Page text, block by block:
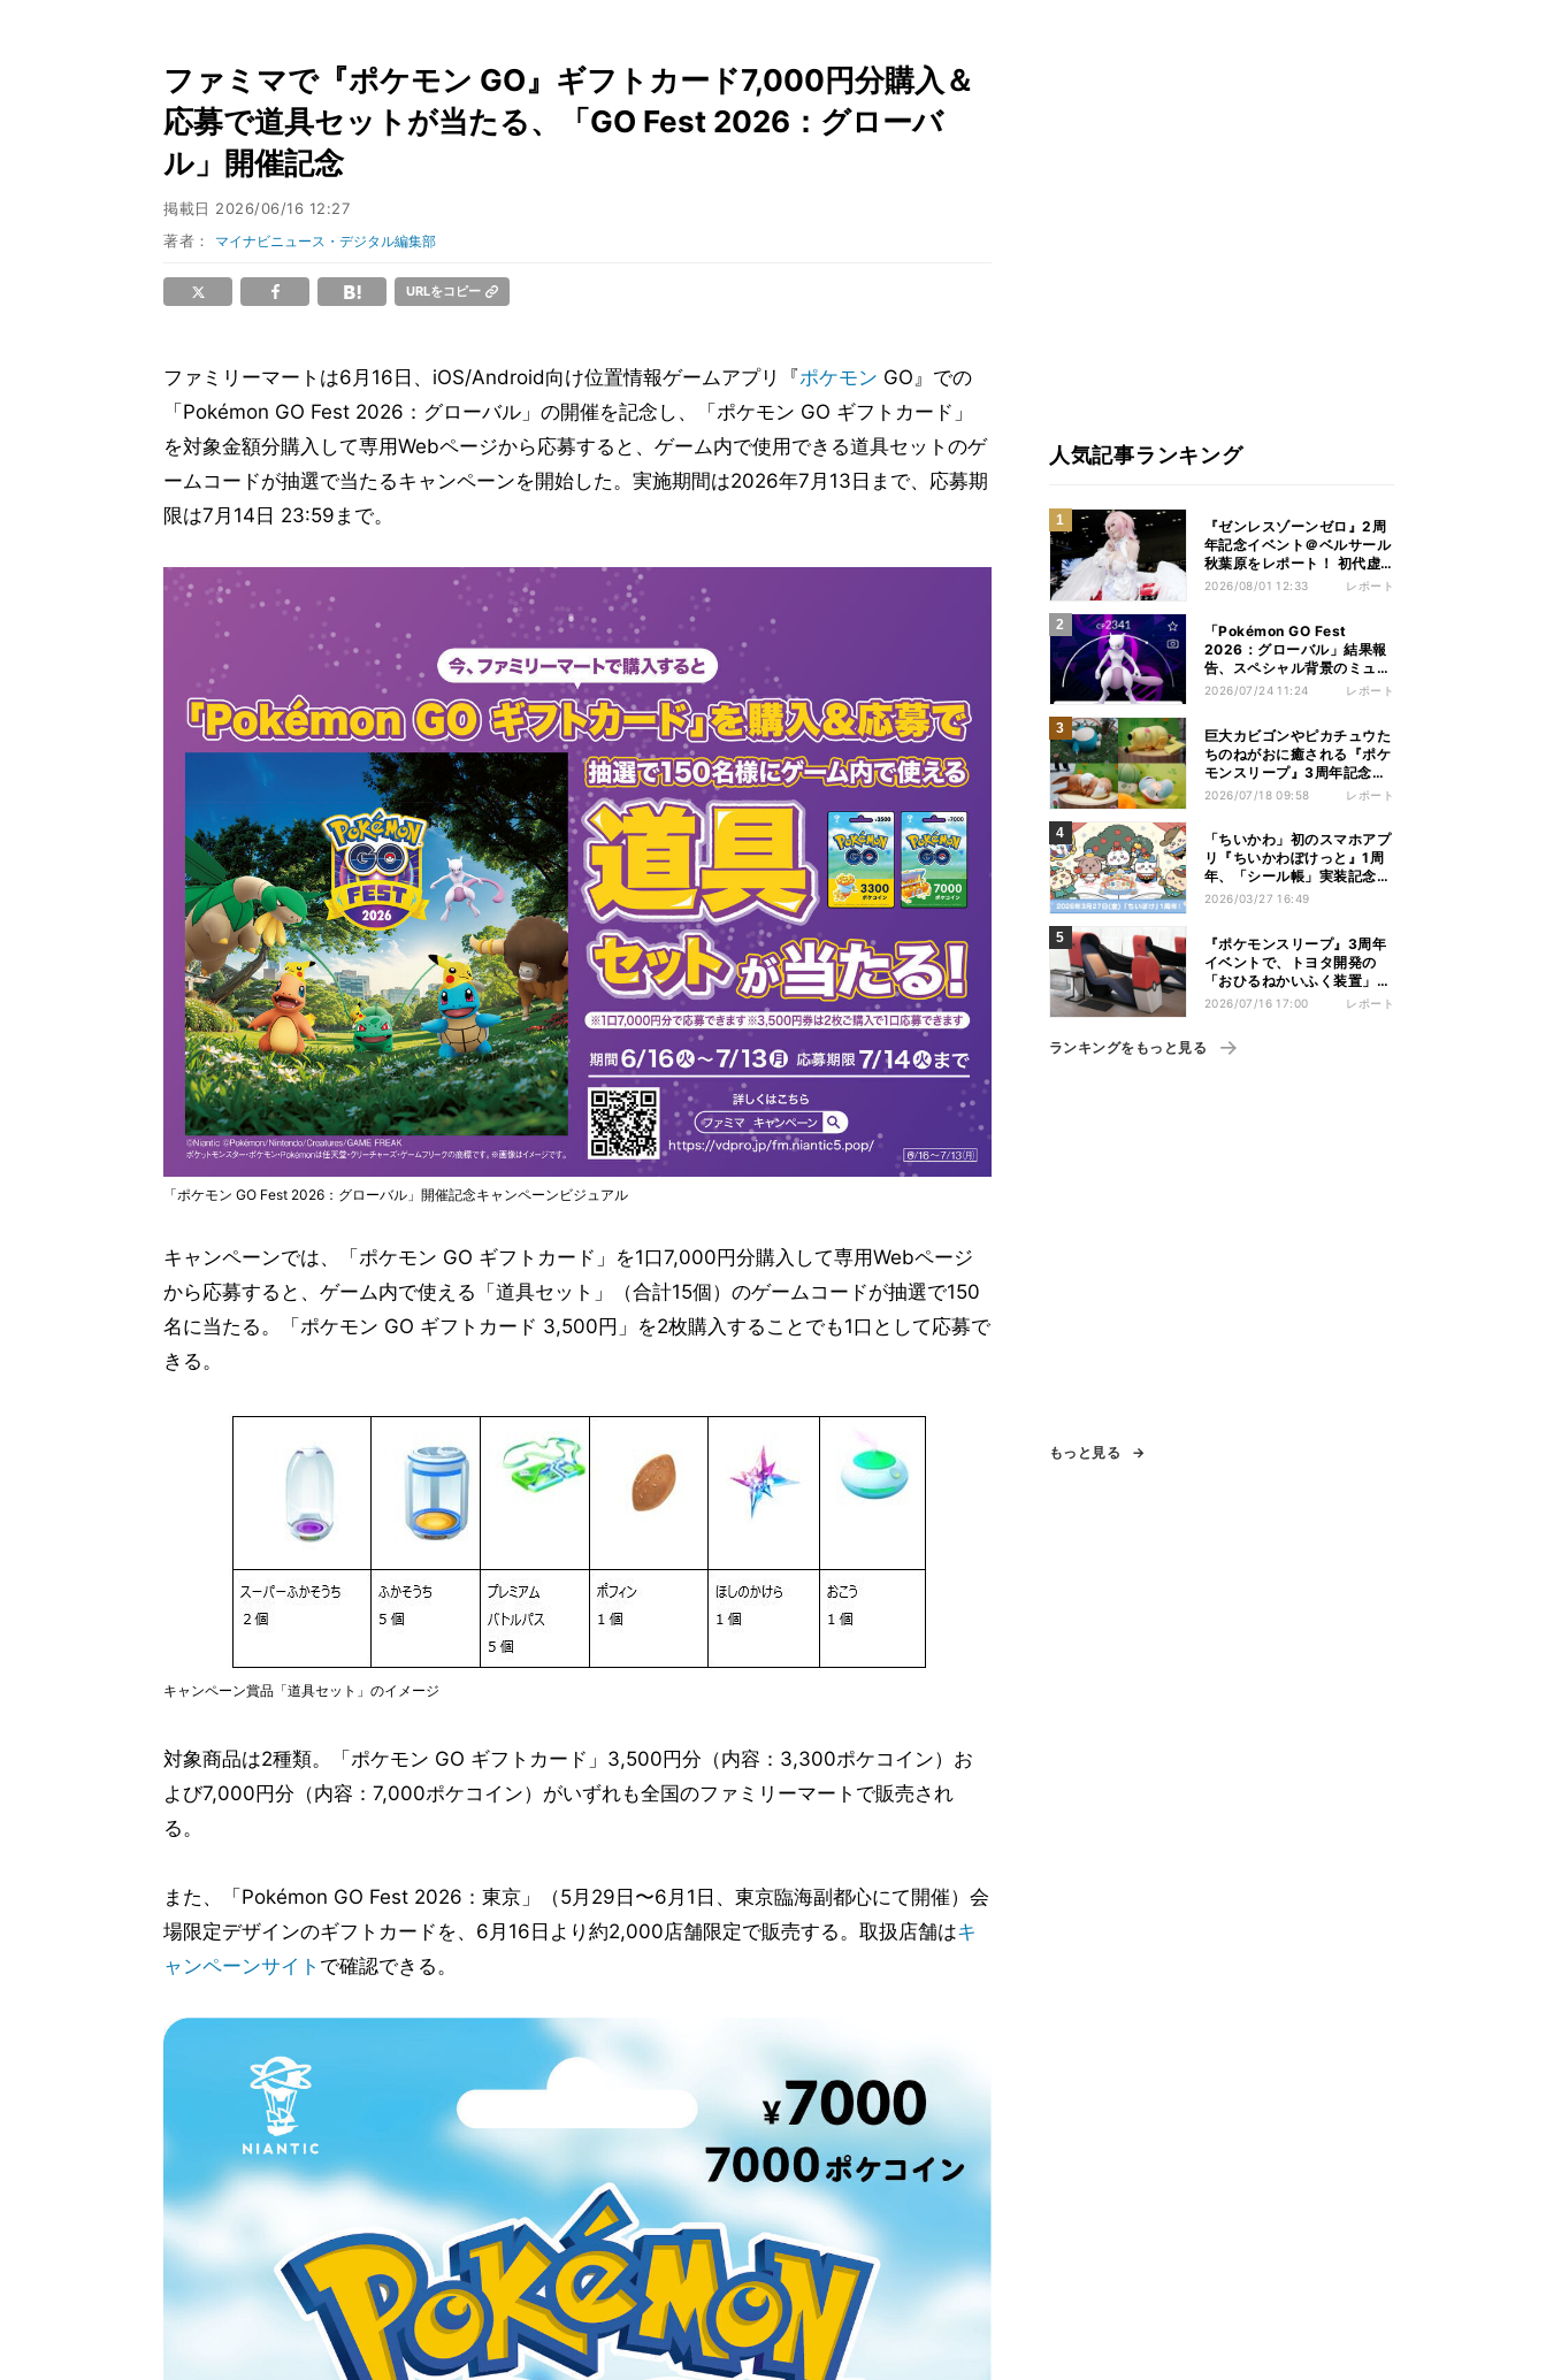
ファミマで『ポケモン GO』ギフトカード7,000円分購入＆
応募で道具セットが当たる、「GO Fest 2026：グローバ
ル」開催記念
掲載日 2026/06/16 12:27
著者： マイナビニュース・デジタル編集部
URLをコピー
ファミリーマートは6月16日、iOS/Android向け位置情報ゲームアプリ『ポケモン GO』での
「Pokémon GO Fest 2026：グローバル」の開催を記念し、「ポケモン GO ギフトカード」
を対象金額分購入して専用Webページから応募すると、ゲーム内で使用できる道具セットのゲ
ームコードが抽選で当たるキャンペーンを開始した。実施期間は2026年7月13日まで、応募期
限は7月14日 23:59まで。
「ポケモン GO Fest 2026：グローバル」開催記念キャンペーンビジュアル
キャンペーンでは、「ポケモン GO ギフトカード」を1口7,000円分購入して専用Webページ
から応募すると、ゲーム内で使える「道具セット」（合計15個）のゲームコードが抽選で150
名に当たる。「ポケモン GO ギフトカード 3,500円」を2枚購入することでも1口として応募で
きる。
キャンペーン賞品「道具セット」のイメージ
対象商品は2種類。「ポケモン GO ギフトカード」3,500円分（内容：3,300ポケコイン）お
よび7,000円分（内容：7,000ポケコイン）がいずれも全国のファミリーマートで販売され
る。
また、「Pokémon GO Fest 2026：東京」（5月29日〜6月1日、東京臨海副都心にて開催）会
場限定デザインのギフトカードを、6月16日より約2,000店舗限定で販売する。取扱店舗はキ
ャンペーンサイト で確認できる。
人気記事ランキング
『ゼンレスゾーンゼロ』2周
年記念イベント＠ベルサール
秋葉原をレポート！ 初代虚
狩りレミエール、実在。
2026/08/01 12:33 レポート
「Pokémon GO Fest
2026：グローバル」結果報
告、スペシャル背景のミュウ
ツーや色違いポケモンもゲッ
2026/07/24 11:24 レポート
巨大カビゴンやピカチュウた
ちのねがおに癒される『ポケ
モンスリープ』3周年記念イ
ベント、見どころを徹底レポ
2026/07/18 09:58 レポート
「ちいかわ」初のスマホアプ
リ『ちいかわぽけっと』1周
年、「シール帳」実装記念で
シールが当たる
2026/03/27 16:49
『ポケモンスリープ』3周年
イベントで、トヨタ開発の
「おひるねかいふく装置」を
体験！ その仕組みを聞いて
2026/07/16 17:00 レポート
ランキングをもっと見る
もっと見る